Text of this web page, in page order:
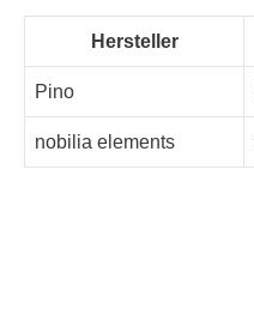
Hersteller
Pino
nobilia elements